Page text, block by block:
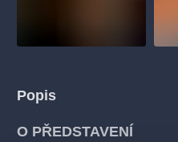
Popis
O PŘEDSTAVENÍ